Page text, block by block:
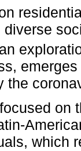
the
on
which